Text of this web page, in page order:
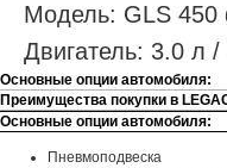
Модель: GLS 450
Двигатель: 3.0 л
Основные опции автомобиля:
Преимущества покупки в
Основные опции автомобиля:
Пневмоподвеска